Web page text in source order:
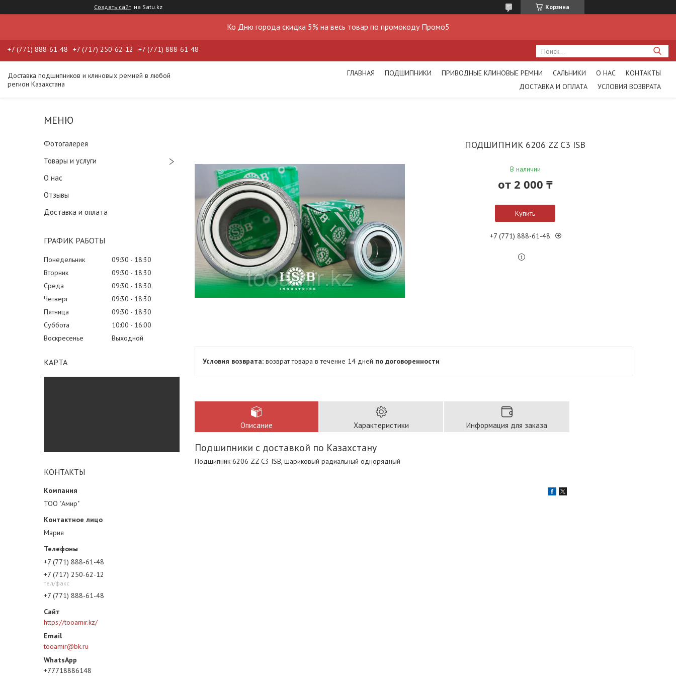
Создать сайт на Satu.kz Корзина
Ко Дню города скидка 5% на весь товар по промокоду Промо5
+7 (771) 888-61-48 +7 (717) 250-62-12 +7 (771) 888-61-48
Доставка подшипников и клиновых ремней в любой
регион Казахстана
ГЛАВНАЯ ПОДШИПНИКИ ПРИВОДНЫЕ КЛИНОВЫЕ РЕМНИ САЛЬНИКИ О НАС
КОНТАКТЫ
ДОСТАВКА И ОПЛАТА
УСЛОВИЯ ВОЗВРАТА
Фотогалерея
Товары и услуги
О нас
Отзывы
Доставка и оплата
ГРАФИК РАБОТЫ
Понедельник 09:30
18:30
Вторник
09:30
18:30
Среда
09:30
18:30
Четверг
09:30
18:30
Пятница
09:30
18:30
Суббота
10:00
16:00
Воскресенье
Выходной
КАРТА
КОНТАКТЫ
ТОО "Амир"
Мария
+7 (771) 888-61-48
+7 (717) 250-62-12
тел/факс
+7 (771) 888-61-48
https://tooamir.kz/
tooamir@bk.ru
+77718886148
ПОДШИПНИК 6206 ZZ C3 ISB
В наличии
от 2 000 ₸
Купить
+7 (771) 888-61-48
возврат товара в течение 14 дней по договоренности
Описание Характеристики Информация для заказа
Подшипники с доставкой по Казахстану
Подшипник 6206 ZZ C3 ISB, шариковый радиальный однорядный